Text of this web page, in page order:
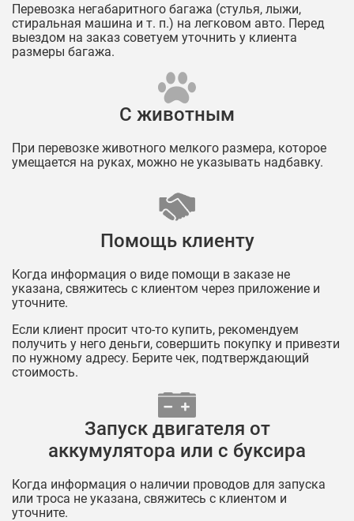
Перевозка негабаритного багажа (стулья, лыжи,
стиральная машина и т. п.) на легковом авто. Перед
выездом на заказ советуем уточнить у клиента
размеры багажа.
С животным
При перевозке животного мелкого размера, которое
умещается на руках, можно не указывать надбавку.
Помощь клиенту
Когда информация о виде помощи в заказе не
указана, свяжитесь с клиентом через приложение и
уточните.
Если клиент просит что-то купить, рекомендуем
получить у него деньги, совершить покупку и привезти
по нужному адресу. Берите чек, подтверждающий
стоимость.
Запуск двигателя от
аккумулятора или с буксира
Когда информация о наличии проводов для запуска
или троса не указана, свяжитесь с клиентом и
уточните.